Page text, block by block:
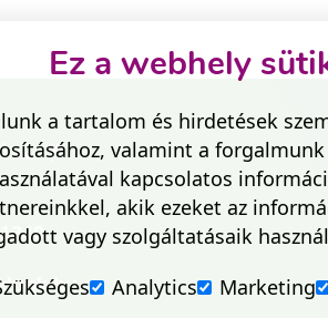
Ez a webhely
a tartalom és hirdetések
valamint a
kapcsolatos
akik ezeket az
vagy szolgáltatásaik
Analytics Marketing